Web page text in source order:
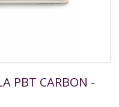
PBT CARBON -